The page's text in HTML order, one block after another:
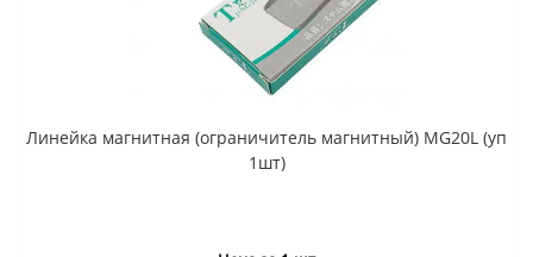
Линейка магнитная (ограничитель магнитный) MG20L (уп
1шт)